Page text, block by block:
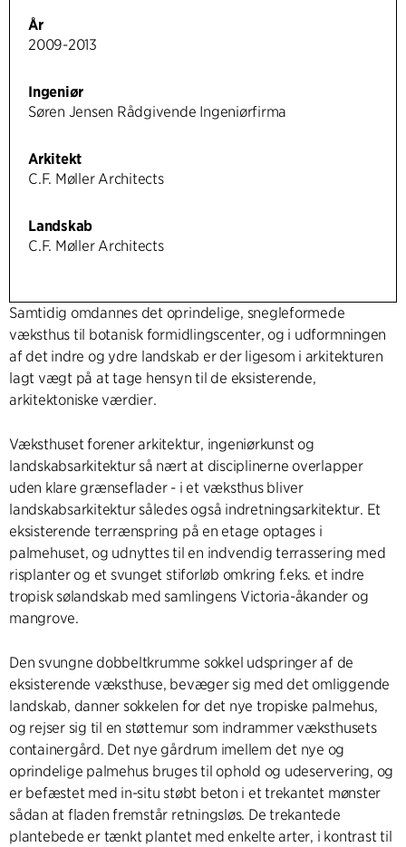
År
2009-2013
Ingeniør
Søren Jensen Rådgivende Ingeniørfirma
Arkitekt
C.F. Møller Architects
Landskab
C.F. Møller Architects
Samtidig omdannes det oprindelige, snegleformede
væksthus til botanisk formidlingscenter, og i udformningen
af det indre og ydre landskab er der ligesom i arkitekturen
lagt vægt på at tage hensyn til de eksisterende,
arkitektoniske værdier.
Væksthuset forener arkitektur, ingeniørkunst og
landskabsarkitektur så nært at disciplinerne overlapper
uden klare grænseflader - i et væksthus bliver
landskabsarkitektur således også indretningsarkitektur. Et
eksisterende terrænspring på en etage optages i
palmehuset, og udnyttes til en indvendig terrassering med
risplanter og et svunget stiforløb omkring f.eks. et indre
tropisk sølandskab med samlingens Victoria-åkander og
mangrove.
Den svungne dobbeltkrumme sokkel udspringer af de
eksisterende væksthuse, bevæger sig med det omliggende
landskab, danner sokkelen for det nye tropiske palmehus,
og rejser sig til en støttemur som indrammer væksthusets
containergård. Det nye gårdrum imellem det nye og
oprindelige palmehus bruges til ophold og udeservering, og
er befæstet med in-situ støbt beton i et trekantet mønster
sådan at fladen fremstår retningsløs. De trekantede
plantebede er tænkt plantet med enkelte arter, i kontrast til